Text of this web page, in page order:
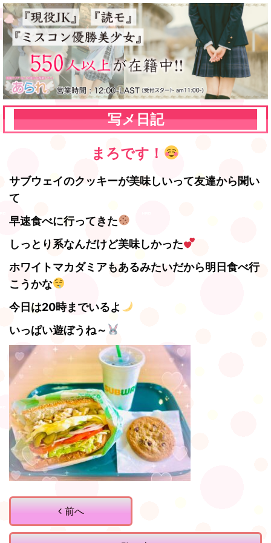
写メ日記
まろです！
サブウェイのクッキーが美味しいって友達から聞い
て
早速食べに行ってきた
しっとり系なんだけど美味しかった
ホワイトマカダミアもあるみたいだから明日食べ行
こうかな
今日は20時までいるよ
いっぱい遊ぼうね～
前へ